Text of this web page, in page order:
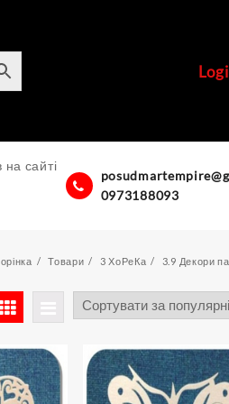
сайті
0973188093
Товари 3 ХоРеКа 3.9 Декори